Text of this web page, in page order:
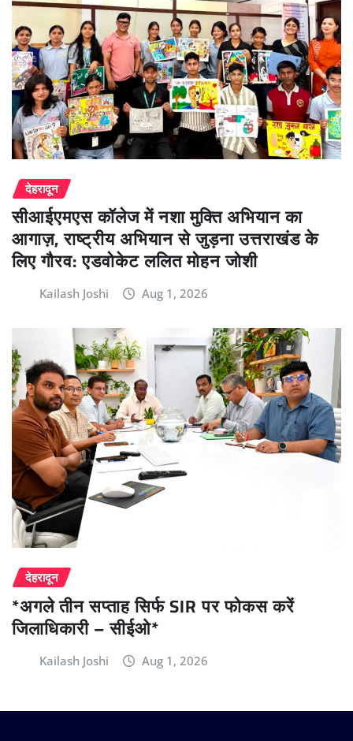
देहरादून
सीआईएमएस कॉलेज में नशा मुक्ति अभियान का
आगाज़, राष्ट्रीय अभियान से जुड़ना उत्तराखंड के
लिए गौरव: एडवोकेट ललित मोहन जोशी
Kailash Joshi Aug 1, 2026
देहरादून
*अगले तीन सप्ताह सिर्फ SIR पर फोकस करें
जिलाधिकारी – सीईओ*
Kailash Joshi Aug 1, 2026